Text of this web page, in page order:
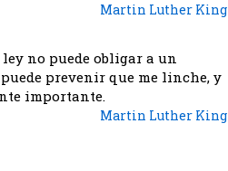
Martin Luther King
no puede obligar a un
prevenir que me linche, y
importante.
Martin Luther King